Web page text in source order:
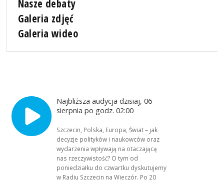
Nasze debaty
Galeria zdjęć
Galeria wideo
Najbliższa audycja dzisiaj, 06
sierpnia po godz. 02:00
Szczecin, Polska, Europa, Świat – jak
decyzje polityków i naukowców oraz
wydarzenia wpływają na otaczającą
nas rzeczywistość? O tym od
poniedziałku do czwartku dyskutujemy
w Radiu Szczecin na Wieczór. Po 20